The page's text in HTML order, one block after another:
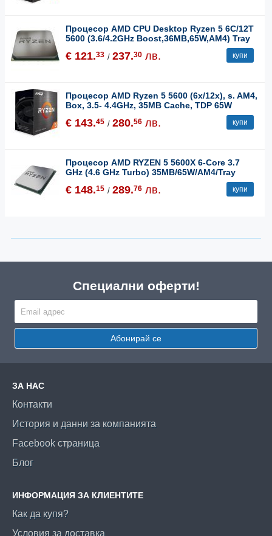
Процесор AMD CPU Desktop Ryzen 5 6C/12T
5600 (3.6/4.2GHz Boost,36MB,65W,AM4) Tray
€ 121.33 / 237.30 лв. купи
Процесор AMD Ryzen 5 5600 (6x/12x), s. AM4,
Box, 3.5- 4.4GHz, 35MB Cache, TDP 65W
€ 143.45 / 280.56 лв. купи
Процесор AMD RYZEN 5 5600X 6-Core 3.7
GHz (4.6 GHz Turbo) 35MB/65W/AM4/Tray
€ 148.15 / 289.76 лв. купи
Специални оферти!
Абонирай се
ЗА НАС
Контакти
История и данни за компанията
Facebook страница
Блог
ИНФОРМАЦИЯ ЗА КЛИЕНТИТЕ
Как да купя?
Условия за доставка